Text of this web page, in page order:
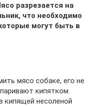
разрезается на
что необходимо
могут быть в
мясо собаке, его не
кипятком.
кипящей несоленой